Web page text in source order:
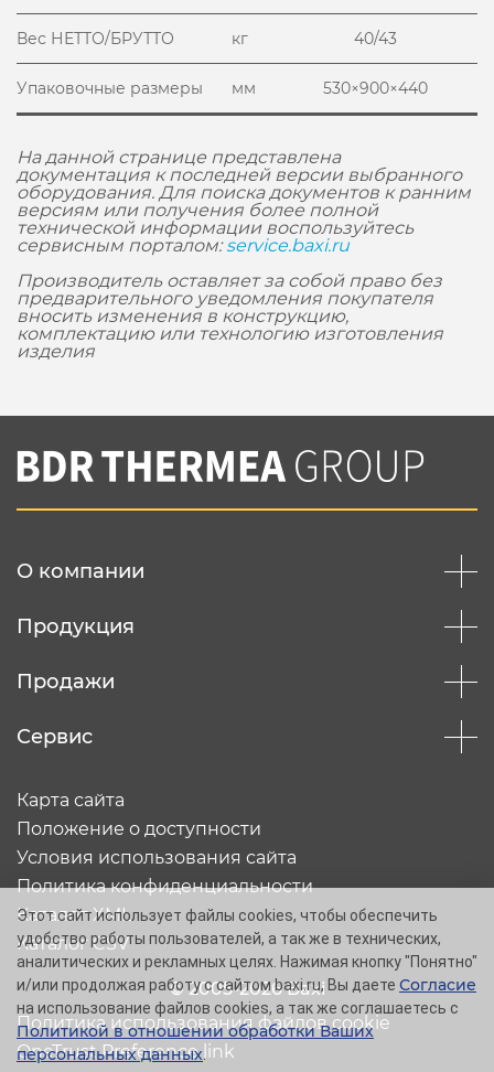
Вес НЕТТО/БРУТТО кг 40/43
Упаковочные размеры мм 530×900×440
На данной странице представлена
документация к последней версии выбранного
оборудования. Для поиска документов к ранним
версиям или получения более полной
технической информации воспользуйтесь
сервисным порталом:service.baxi.ru
Производитель оставляет за собой право без
предварительного уведомления покупателя
вносить изменения в конструкцию,
комплектацию или технологию изготовления
изделия
О компании
Продукция
Продажи
Сервис
© 2005-2026 Baxi
Карта сайта
Положение о доступности
Условия использования сайта
Политика конфиденциальности
Каталог XML
Каталог CSV
Политика использования файлов cookie
OneTrust Preference link
Этот сайт использует файлы cookies, чтобы обеспечить
удобство работы пользователей, а так же в технических,
аналитических и рекламных целях. Нажимая кнопку "Понятно"
и/или продолжая работу с сайтом baxi.ru, Вы даете Согласие
на использование файлов cookies, а так же соглашаетесь с
Политикой в отношении обработки Ваших
персональных данных.